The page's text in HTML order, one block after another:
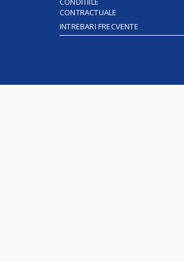
CONTRACTUALE
INTREBARI FRECVENTE